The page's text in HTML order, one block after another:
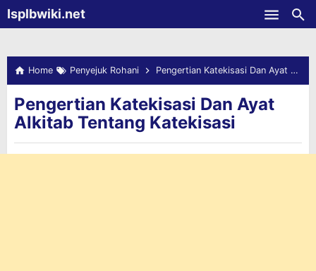
-->Isplbwiki.net
Home Penyejuk Rohani Pengertian Katekisasi Dan Ayat Alkitab Tentang Katekisasi
Pengertian Katekisasi Dan Ayat
Alkitab Tentang Katekisasi